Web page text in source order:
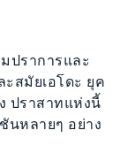
ปราการและ
สมัยเอโดะ ยุค
ปราสาทแห่งนี้
นหลายๆ อย่าง